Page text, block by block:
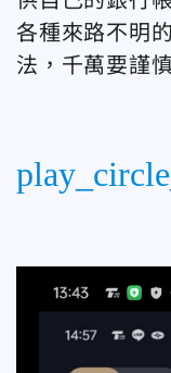
各種來路不明
法，千萬要謹